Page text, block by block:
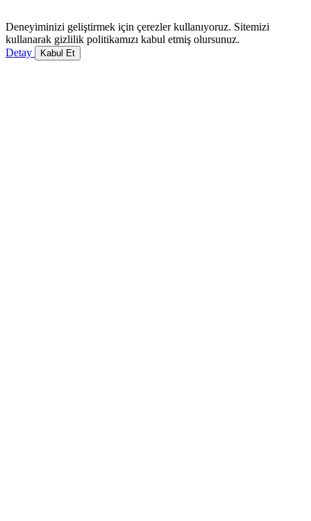
Deneyiminizi geliştirmek için çerezler kullanıyoruz. Sitemizi
kullanarak gizlilik politikamızı kabul etmiş olursunuz.
Detay
Kabul Et